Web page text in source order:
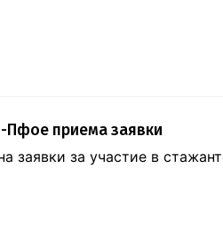
Пфое приема заявки
заявки за участие в